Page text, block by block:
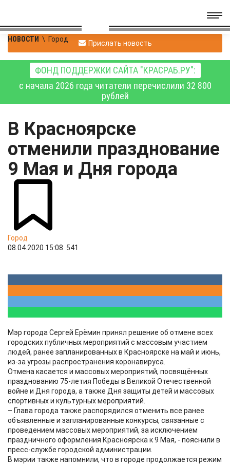
НОВОСТИ \ Город Прислать новость
ФОНД ПОДДЕРЖКИ САЙТА "КРАСРАБ.РУ":
с начала 2026 года читатели перечислили 32 800
рублей
В Красноярске
отменили празднование
9 Мая и Дня города
Город
08.04.2020 15:08 541
Мэр города Сергей Ерёмин принял решение об отмене всех
городских публичных мероприятий с массовым участием
людей, ранее запланированных в Красноярске на май и июнь,
из-за угрозы распространения коронавируса.
Отмена касается и массовых мероприятий, посвящённых
празднованию 75-летия Победы в Великой Отечественной
войне и Дня города, а также Дня защиты детей и массовых
спортивных и культурных мероприятий.
– Глава города также распорядился отменить все ранее
объявленные и запланированные конкурсы, связанные с
проведением массовых мероприятий, за исключением
праздничного оформления Красноярска к 9 Мая, - пояснили в
пресс-службе городской администрации.
В мэрии также напомнили, что в городе продолжается режим